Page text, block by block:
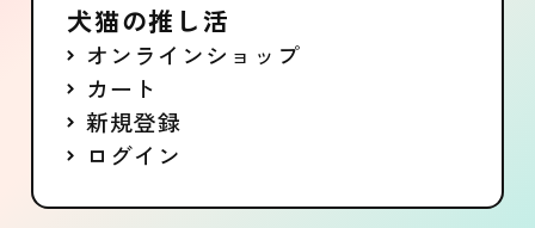
犬猫の推し活
オンラインショップ
カート
新規登録
ログイン